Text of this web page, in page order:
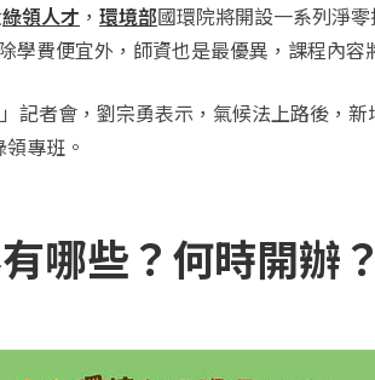
綠領人才 ， 環境部國環院將開設一系列淨
費便宜外，師資也是最優異，課程內
記者會，劉宗勇表示，氣候法上路後，
專班。
哪些？何時開辦？